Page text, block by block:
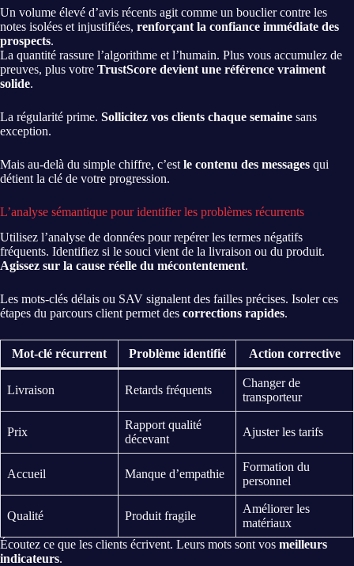
Un volume élevé d’avis récents agit comme un bouclier contre les
notes isolées et injustifiées, renforçant la confiance immédiate des
prospects.
La quantité rassure l’algorithme et l’humain. Plus vous accumulez de
preuves, plus votre TrustScore devient une référence vraiment
solide.
La régularité prime. Sollicitez vos clients chaque semaine sans
exception.
Mais au-delà du simple chiffre, c’est le contenu des messages qui
détient la clé de votre progression.
L’analyse sémantique pour identifier les problèmes récurrents
Utilisez l’analyse de données pour repérer les termes négatifs
fréquents. Identifiez si le souci vient de la livraison ou du produit.
Agissez sur la cause réelle du mécontentement.
Les mots-clés délais ou SAV signalent des failles précises. Isoler ces
étapes du parcours client permet des corrections rapides.
Mot-clé récurrent Problème identifié Action corrective
Livraison Retards fréquents
Changer de
transporteur
Prix
Rapport qualité
décevant
Ajuster les tarifs
Accueil Manque d’empathie
Formation du
personnel
Qualité Produit fragile
Améliorer les
matériaux
Écoutez ce que les clients écrivent. Leurs mots sont vos meilleurs
indicateurs.